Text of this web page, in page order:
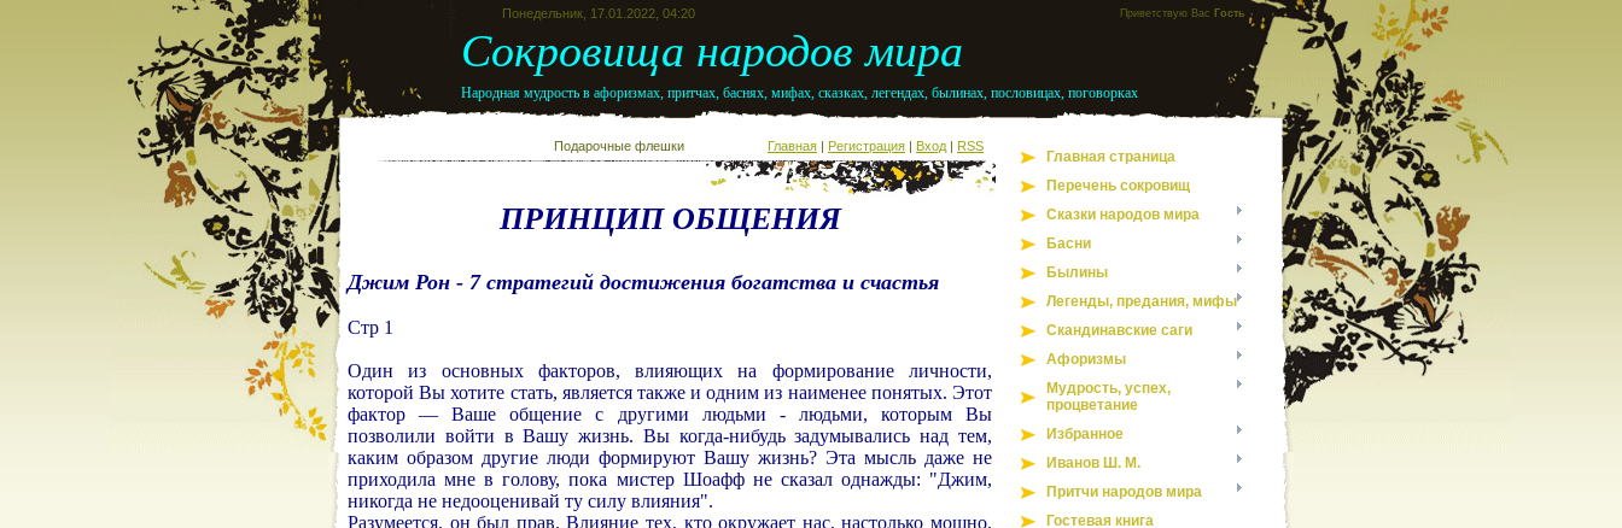
Понедельник, 17.01.2022, 04:20 Приветствую Вас Гость
Сокровища народов мира
Народная мудрость в афоризмах, притчах, баснях, мифах, сказках, легендах, былинах, пословицах, поговорках
Подарочные флешки Главная | Регистрация | Вход | RSS
ПРИНЦИП ОБЩЕНИЯ
Джим Рон - 7 стратегий достижения богатства и счастья
Стр 1
Один из основных факторов, влияющих на формирование личности,
которой Вы хотите стать, является также и одним из наименее понятых. Этот
фактор — Ваше общение с другими людьми - людьми, которым Вы
позволили войти в Вашу жизнь. Вы когда-нибудь задумывались над тем,
каким образом другие люди формируют Вашу жизнь? Эта мысль даже не
приходила мне в голову, пока мистер Шоафф не сказал однажды: "Джим,
никогда не недооценивай ту силу влияния".
Разумеется, он был прав. Влияние тех, кто окружает нас, настолько мощно,
Главная страница
Перечень сокровищ
Сказки народов мира
Басни
Былины
Легенды, предания, мифы
Скандинавские саги
Афоризмы
Мудрость, успех,
процветание
Избранное
Иванов Ш. М.
Притчи народов мира
Гостевая книга